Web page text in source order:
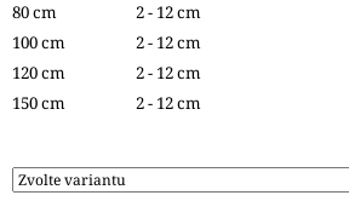
80 cm
2 - 12 cm
100 cm
2 - 12 cm
120 cm
2 - 12 cm
150 cm
2 - 12 cm
2249
350
Kč